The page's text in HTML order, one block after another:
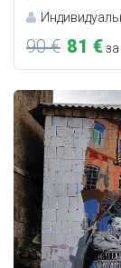
90 € 81 €